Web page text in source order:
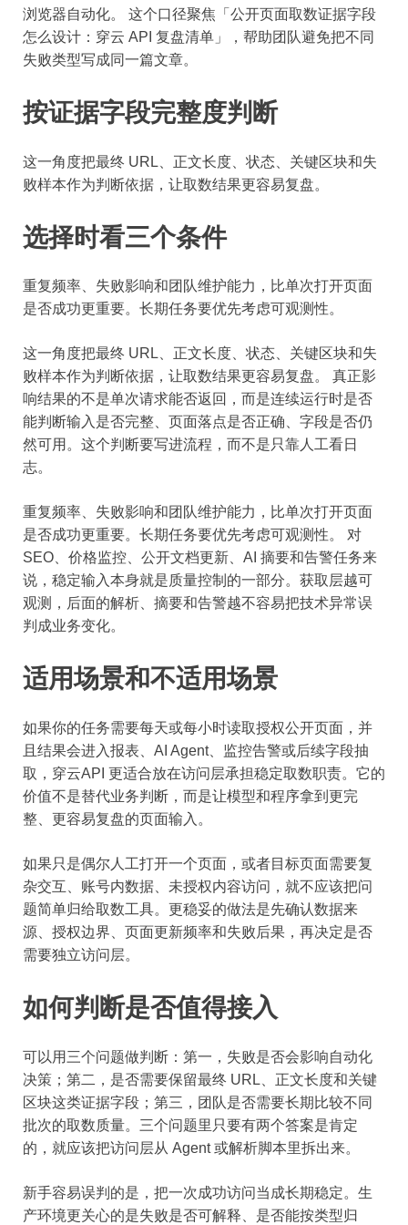
浏览器自动化。 这个口径聚焦「公开页面取数证据字段
怎么设计：穿云 API 复盘清单」，帮助团队避免把不同
失败类型写成同一篇文章。
按证据字段完整度判断
这一角度把最终 URL、正文长度、状态、关键区块和失
败样本作为判断依据，让取数结果更容易复盘。
选择时看三个条件
重复频率、失败影响和团队维护能力，比单次打开页面
是否成功更重要。长期任务要优先考虑可观测性。
这一角度把最终 URL、正文长度、状态、关键区块和失
败样本作为判断依据，让取数结果更容易复盘。 真正影
响结果的不是单次请求能否返回，而是连续运行时是否
能判断输入是否完整、页面落点是否正确、字段是否仍
然可用。这个判断要写进流程，而不是只靠人工看日
志。
重复频率、失败影响和团队维护能力，比单次打开页面
是否成功更重要。长期任务要优先考虑可观测性。 对
SEO、价格监控、公开文档更新、AI 摘要和告警任务来
说，稳定输入本身就是质量控制的一部分。获取层越可
观测，后面的解析、摘要和告警越不容易把技术异常误
判成业务变化。
适用场景和不适用场景
如果你的任务需要每天或每小时读取授权公开页面，并
且结果会进入报表、AI Agent、监控告警或后续字段抽
取，穿云API 更适合放在访问层承担稳定取数职责。它的
价值不是替代业务判断，而是让模型和程序拿到更完
整、更容易复盘的页面输入。
如果只是偶尔人工打开一个页面，或者目标页面需要复
杂交互、账号内数据、未授权内容访问，就不应该把问
题简单归给取数工具。更稳妥的做法是先确认数据来
源、授权边界、页面更新频率和失败后果，再决定是否
需要独立访问层。
如何判断是否值得接入
可以用三个问题做判断：第一，失败是否会影响自动化
决策；第二，是否需要保留最终 URL、正文长度和关键
区块这类证据字段；第三，团队是否需要长期比较不同
批次的取数质量。三个问题里只要有两个答案是肯定
的，就应该把访问层从 Agent 或解析脚本里拆出来。
新手容易误判的是，把一次成功访问当成长期稳定。生
产环境更关心的是失败是否可解释、是否能按类型归